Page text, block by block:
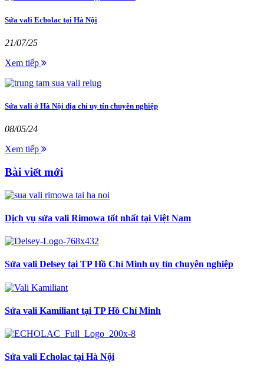
Sửa vali Echolac tại Hà Nội
21/07/25
Xem tiếp
Sửa vali ở Hà Nội địa chỉ uy tín chuyên nghiệp
08/05/24
Xem tiếp
Bài viết mới
Dịch vụ sửa vali Rimowa tốt nhất tại Việt Nam
Sửa vali Delsey tại TP Hồ Chí Minh uy tín chuyên nghiệp
Sửa vali Kamiliant tại TP Hồ Chí Minh
Sửa vali Echolac tại Hà Nội